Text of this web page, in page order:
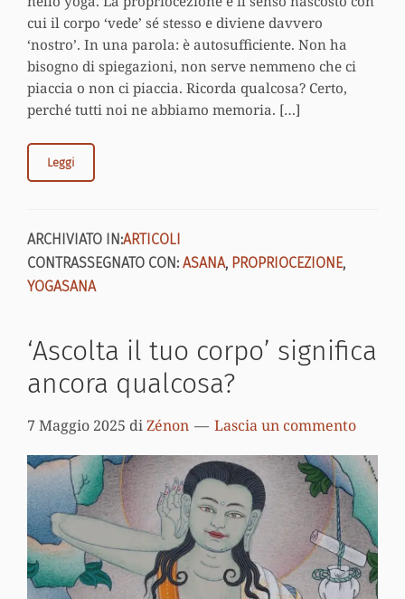
cui il corpo ‘vede’ sé stesso e diviene davvero
‘nostro’. In una parola: è autosufficiente. Non ha
bisogno di spiegazioni, non serve nemmeno che ci
piaccia o non ci piaccia. Ricorda qualcosa? Certo,
perché tutti noi ne abbiamo memoria. […]
Leggi
ARCHIVIATO IN:ARTICOLI
CONTRASSEGNATO CON: ASANA, PROPRIOCEZIONE,
YOGASANA
‘Ascolta il tuo corpo’ significa
ancora qualcosa?
7 Maggio 2025 diZénon Lascia un commento